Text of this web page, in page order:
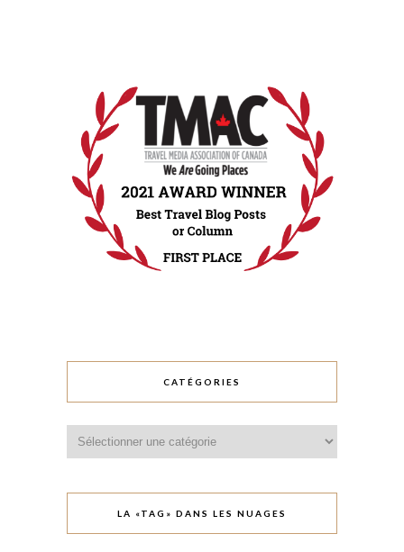
CATÉGORIES
LA «TAG» DANS LES NUAGES